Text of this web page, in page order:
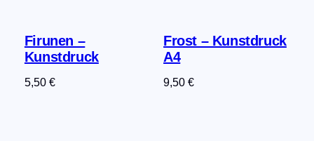
Firunen –
Kunstdruck
5,50 €
Frost – Kunstdruck
A4
9,50€